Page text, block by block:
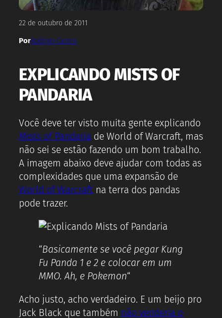
22 de outubro de 2011
PorRodrigo Castro
EXPLICANDO MISTS OF
PANDARIA
Você deve ter visto muita gente explicando
Mists of Pandaria de World of Warcraft, mas
não sei se estão fazendo um bom trabalho.
A imagem abaixo deve ajudar com todas as
complexidades que uma expansão de
World of Warcraftna terra dos pandas
pode trazer.
“Basicamente se você pegar Kung
Fu Panda 1 e 2 e colocar em um
MMO. Ah, e Pokemon“
Acho justo, acho verdadeiro. E um beijo pro
Jack Black que também não venderia o